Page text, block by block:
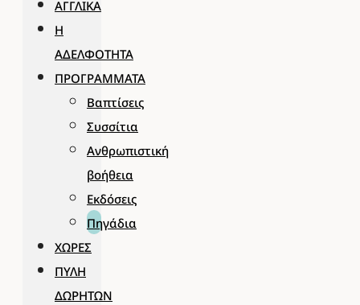
Η
ΑΔΕΛΦΌΤΗΤΑ
ΠΡΟΓΡΆΜΜΑΤΑ
Βαπτίσεις
Συσσίτια
Ανθρωπιστική
βοήθεια
Εκδόσεις
Πηγάδια
ΧΏΡΕΣ
ΠΎΛΗ
ΔΩΡΗΤΏΝ